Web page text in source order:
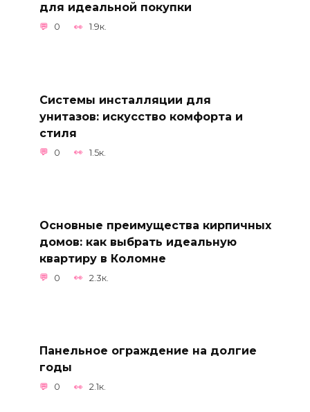
для идеальной покупки
0 1.9к.
Системы инсталляции для
унитазов: искусство комфорта и
стиля
0 1.5к.
Основные преимущества кирпичных
домов: как выбрать идеальную
квартиру в Коломне
0 2.3к.
Панельное ограждение на долгие
годы
0 2.1к.